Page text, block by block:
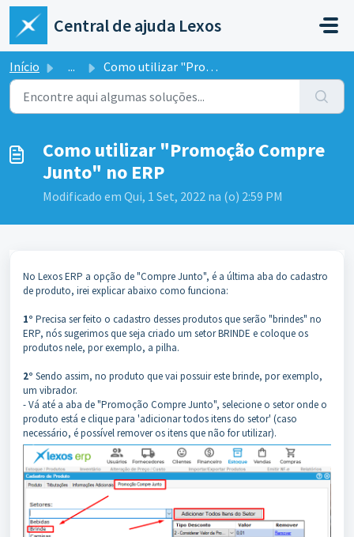
Ir para o conteúdo principal
Central de ajuda Lexos
Início ... Como utilizar "Promoção Compre Junto" no ERP
Como utilizar "Promoção Compre
Junto" no ERP
Modificado em Qui, 1 Set, 2022 na (o) 2:59 PM
No Lexos ERP a opção de "Compre Junto", é a última aba do cadastro
de produto, irei explicar abaixo como funciona:
1° Precisa ser feito o cadastro desses produtos que serão "brindes" no
ERP, nós sugerimos que seja criado um setor BRINDE e coloque os
produtos nele, por exemplo, a pilha.
2° Sendo assim, no produto que vai possuir este brinde, por exemplo,
um vibrador.
- Vá até a aba de "Promoção Compre Junto", selecione o setor onde o
produto está e clique para 'adicionar todos itens do setor' (caso
necessário, é possível remover os itens que não for utilizar).